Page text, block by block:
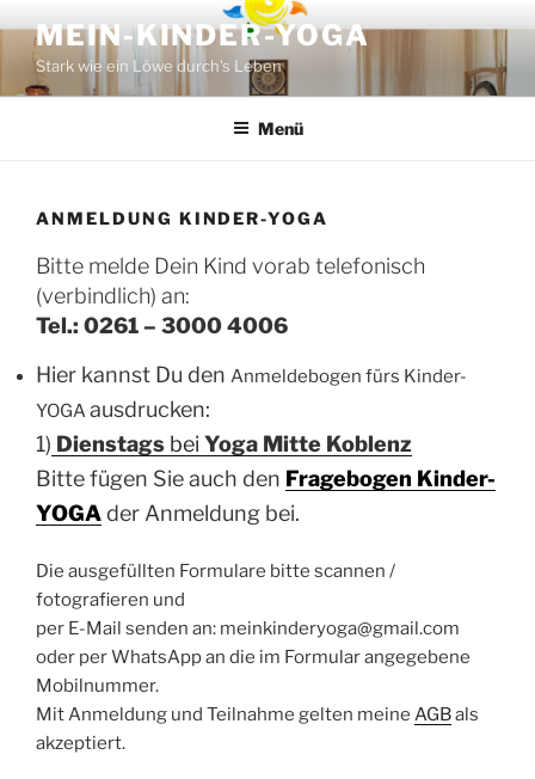
Inhalt
springen
MEIN-KINDER-YOGA
Stark wie ein Löwe durch's Leben
Menü
ANMELDUNG KINDER-YOGA
Bitte melde Dein Kind vorab telefonisch
(verbindlich) an:
Tel.: 0261 – 3000 4006
Hier kannst Du den Anmeldebogen fürs Kinder-
YOGA ausdrucken:
1) Dienstags bei Yoga Mitte Koblenz
Bitte fügen Sie auch den Fragebogen Kinder-
YOGAder Anmeldung bei.
Die ausgefüllten Formulare bitte scannen /
fotografieren und
per E-Mail senden an: meinkinderyoga@gmail.com
oder per WhatsApp an die im Formular angegebene
Mobilnummer.
Mit Anmeldung und Teilnahme gelten meine AGBals
akzeptiert.